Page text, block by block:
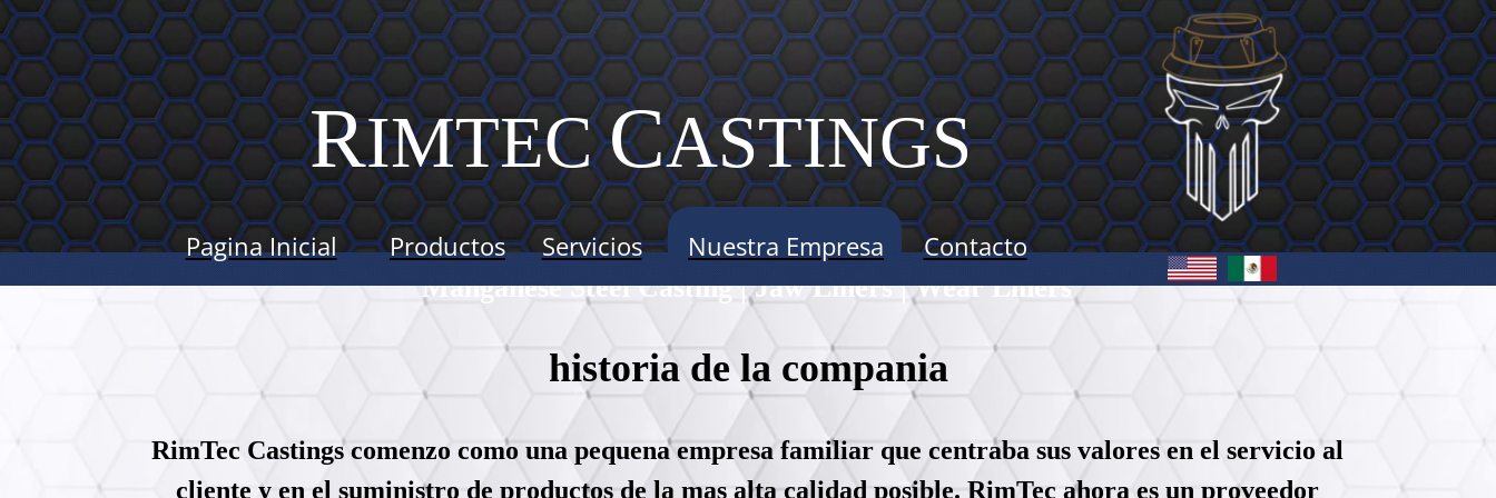
historia de la compania
RimTec Castings comenzo como una pequena empresa familiar que centraba sus valores en el servicio al
cliente y en el suministro de productos de la mas alta calidad posible. RimTec ahora es un proveedor
Manganese Steel Casting | Jaw Liners | Wear Liners
RIMTEC CASTINGS
Pagina Inicial Productos Servicios Contacto
Nuestra Empresa